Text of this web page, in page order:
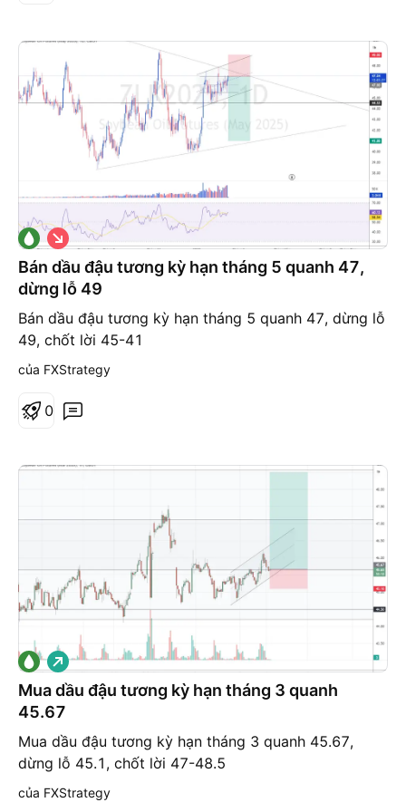
Bán dầu đậu tương kỳ hạn tháng 5 quanh 47,
dừng lỗ 49
Bán dầu đậu tương kỳ hạn tháng 5 quanh 47, dừng lỗ
49, chốt lời 45-41
G
i
á
x
u
n
g
của FXStrategy
0
Mua dầu đậu tương kỳ hạn tháng 3 quanh
45.67
Mua dầu đậu tương kỳ hạn tháng 3 quanh 45.67,
dừng lỗ 45.1, chốt lời 47-48.5
G
i
á
l
ê
của FXStrategy